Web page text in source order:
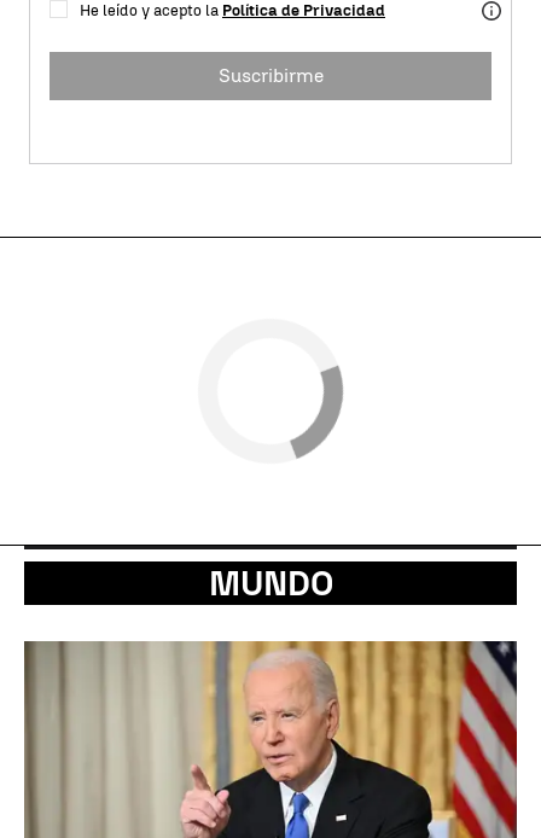
He leído y acepto la Política de Privacidad
Suscribirme
MUNDO